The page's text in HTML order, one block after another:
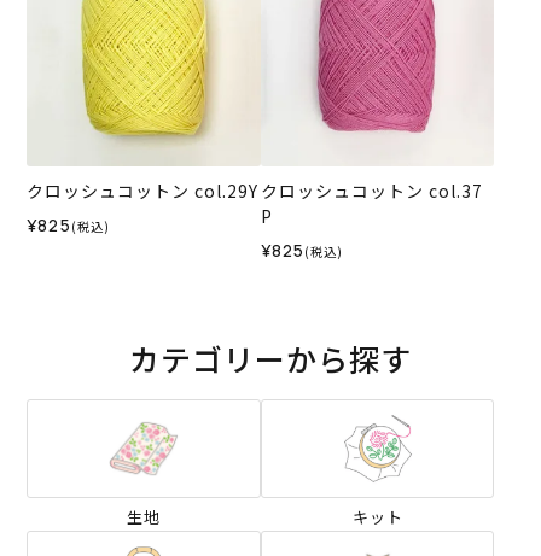
クロッシュコットン col.29Y
¥825 (税込)
クロッシュコットン col.37
P
¥825 (税込)
カテゴリーから探す
生地 キット